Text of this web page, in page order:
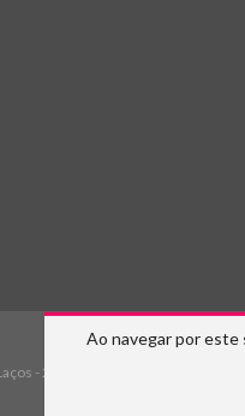
Ao navegar por este
- 2026. Todos os direitos